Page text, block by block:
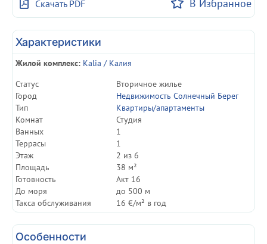
Скачать PDF В Избранное
Характеристики
Жилой комплекс: Kalia / Калия
Статуc
Вторичное жилье
Город
Недвижимость Солнечный Берег
Тип
Квартиры/апартаменты
Комнат
Студия
Ванных
1
Террасы
1
Этаж
2 из 6
Площадь
38 м²
Готовность
Акт 16
До моря
до 500 м
Такса обслуживания
16 €/м² в год
Особенности